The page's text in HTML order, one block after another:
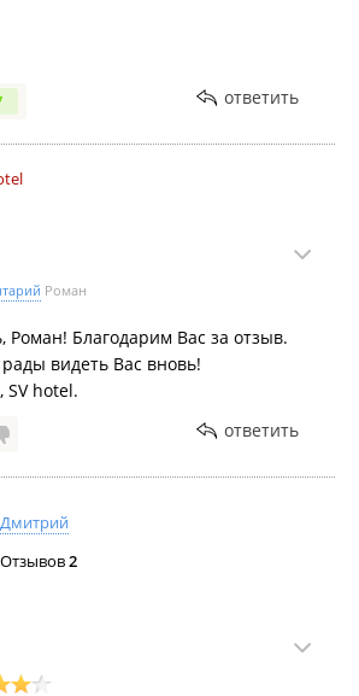
ответить
Роман
Роман! Благодарим Вас за отзыв.
видеть Вас вновь!
hotel.
ответить
Дмитрий
Отзывов2